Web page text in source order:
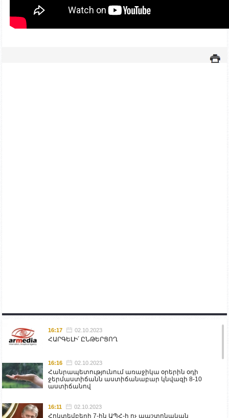
16:17 02.10.2023
ՀԱՐԳԵԼԻ՛ ԸՆԹԵՐՑՈՂ
16:16 02.10.2023
Հանրապետությունում առաջիկա օրերին օդի
ջերմաստիճանն աստիճանաբար կնվազի 8-10
աստիճանով
16:11 02.10.2023
Հոկտեմբերի 7-ին ԱՊՀ-ի ոչ պաշտոնական